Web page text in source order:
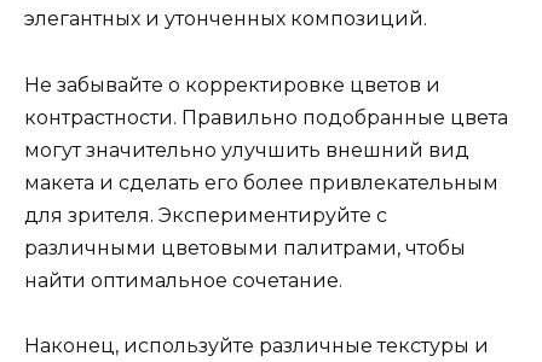
элегантных и утонченных композиций.
Не забывайте о корректировке цветов и
контрастности. Правильно подобранные цвета
могут значительно улучшить внешний вид
макета и сделать его более привлекательным
для зрителя. Экспериментируйте с
различными цветовыми палитрами, чтобы
найти оптимальное сочетание.
Наконец, используйте различные текстуры и